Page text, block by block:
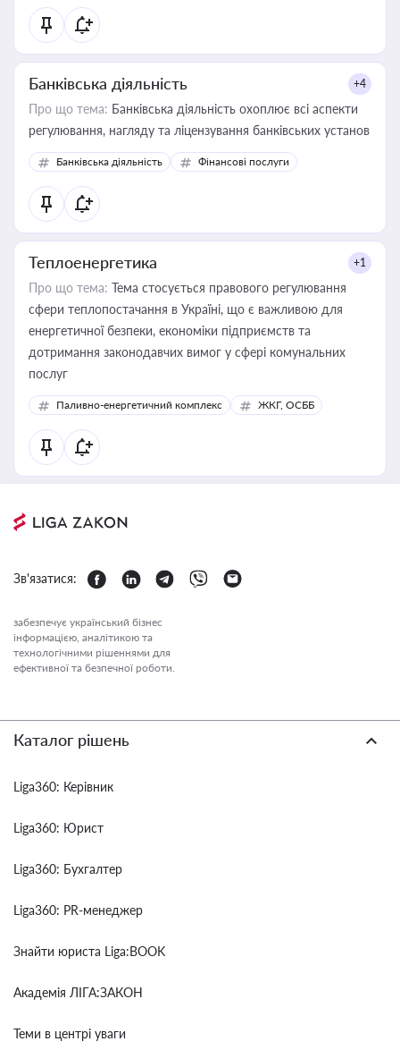
Банківська діяльність +4
Про що тема: Банківська діяльність охоплює всі аспекти
регулювання, нагляду та ліцензування банківських установ
Банківська діяльність Фінансові послуги
Теплоенергетика +1
Про що тема: Тема стосується правового регулювання
сфери теплопостачання в Україні, що є важливою для
енергетичної безпеки, економіки підприємств та
дотримання законодавчих вимог у сфері комунальних
послуг
Паливно-енергетичний комплекс ЖКГ, ОСББ
Зв'язатися:
забезпечує український бізнес
інформацією, аналітикою та
технологічними рішеннями для
ефективної та безпечної роботи.
Каталог рішень
Liga360: Керівник
Liga360: Юрист
Liga360: Бухгалтер
Liga360: PR-менеджер
Знайти юриста Liga:BOOK
Академія ЛІГА:ЗАКОН
Теми в центрі уваги